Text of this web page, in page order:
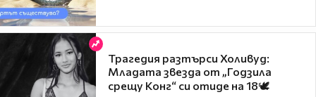
Трагедия разтърси Холивуд:
Младата звезда от „Годзила
срещу Конг“ си отиде на 18🕊️